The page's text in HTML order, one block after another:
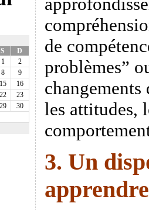
S D
1
2
8
9
15
16
22
23
29
30
de
problèmes”
changements
les attitudes,
3. Un